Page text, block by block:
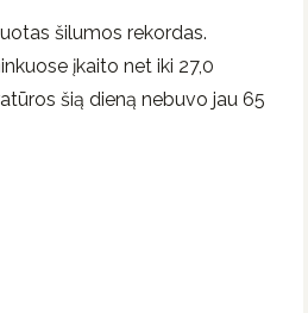
šilumos rekordas.
įkaito net iki 27,0
šią dieną nebuvo jau 65